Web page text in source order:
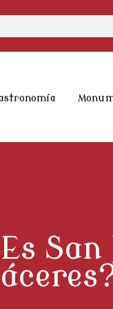
San